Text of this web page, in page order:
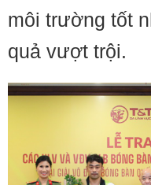
môi trường tốt
quả vượt trội.